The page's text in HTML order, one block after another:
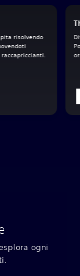
risolvendo
ogni